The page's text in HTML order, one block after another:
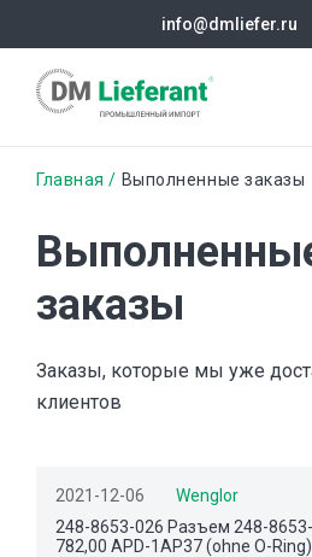
содержанию
info@dmliefer.ru
Строка
навигации
Главная Выполненные заказы
заказы
Заказы, которые мы уже
клиентов
2021-12-06
Wenglor
248-8653-026 Разъем 248-
782,00 APD-1AP37 (ohne O-Ring)